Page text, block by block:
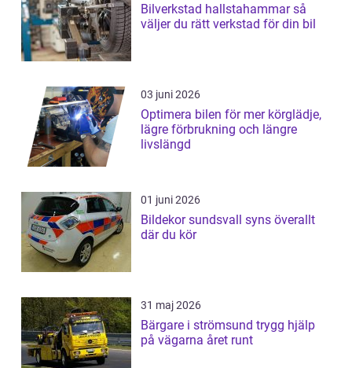
Bilverkstad hallstahammar så
väljer du rätt verkstad för din bil
03 juni 2026
Optimera bilen för mer körglädje,
lägre förbrukning och längre
livslängd
01 juni 2026
Bildekor sundsvall syns överallt
där du kör
31 maj 2026
Bärgare i strömsund trygg hjälp
på vägarna året runt